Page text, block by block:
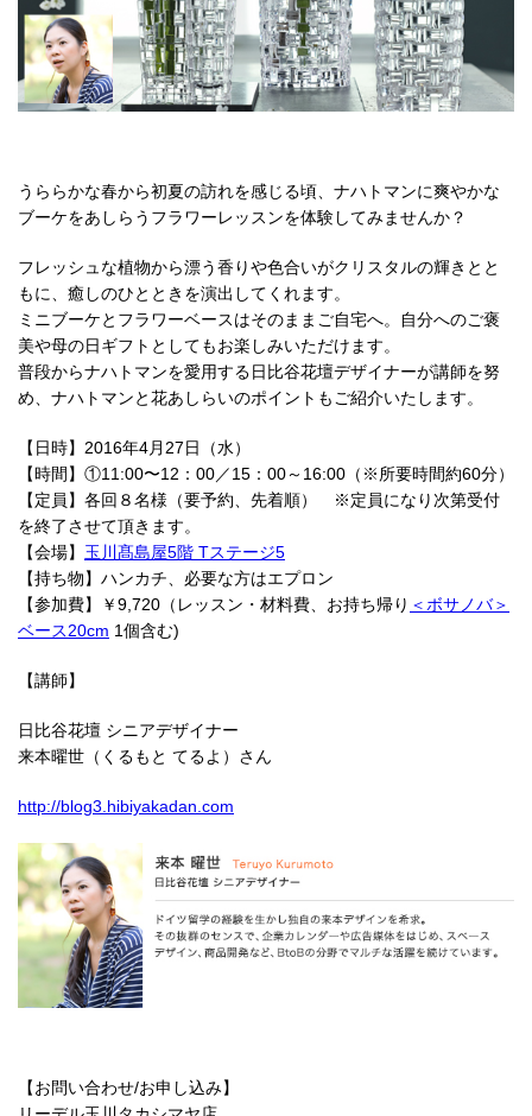
うららかな春から初夏の訪れを感じる頃、ナハトマンに爽やかな
ブーケをあしらうフラワーレッスンを体験してみませんか？
フレッシュな植物から漂う香りや色合いがクリスタルの輝きとと
もに、癒しのひとときを演出してくれます。
ミニブーケとフラワーベースはそのままご自宅へ。自分へのご褒
美や母の日ギフトとしてもお楽しみいただけます。
普段からナハトマンを愛用する日比谷花壇デザイナーが講師を努
め、ナハトマンと花あしらいのポイントもご紹介いたします。
【日時】2016年4月27日（水）
【時間】①11:00〜12：00／15：00～16:00（※所要時間約60分）
【定員】各回８名様（要予約、先着順） ※定員になり次第受付
を終了させて頂きます。
【会場】 玉川髙島屋5階 Tステージ5
【持ち物】ハンカチ、必要な方はエプロン
【参加費】￥9,720（レッスン・材料費、お持ち帰り ＜ボサノバ＞
ベース20cm 1個含む)
【講師】
日比谷花壇 シニアデザイナー
来本曜世（くるもと てるよ）さん
http://blog3.hibiyakadan.com
【お問い合わせ/お申し込み】